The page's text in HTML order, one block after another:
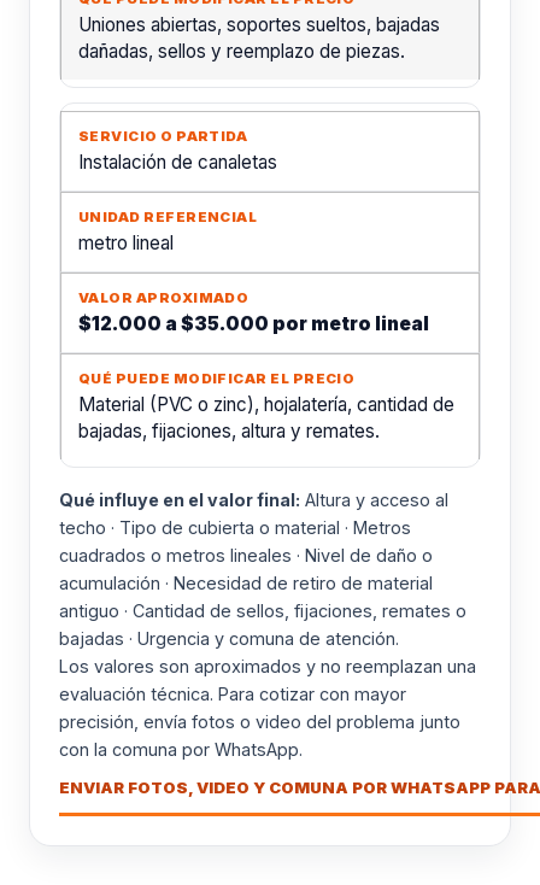
Uniones abiertas, soportes sueltos, bajadas
dañadas, sellos y reemplazo de piezas.
Instalación de canaletas
metro lineal
$12.000 a $35.000 por metro lineal
Material (PVC o zinc), hojalatería, cantidad de
bajadas, fijaciones, altura y remates.
Qué influye en el valor final: Altura y acceso al
techo · Tipo de cubierta o material · Metros
cuadrados o metros lineales · Nivel de daño o
acumulación · Necesidad de retiro de material
antiguo · Cantidad de sellos, fijaciones, remates o
bajadas · Urgencia y comuna de atención.
Los valores son aproximados y no reemplazan una
evaluación técnica. Para cotizar con mayor
precisión, envía fotos o video del problema junto
con la comuna por WhatsApp.
ENVIAR FOTOS, VIDEO Y COMUNA POR WHATSAPP